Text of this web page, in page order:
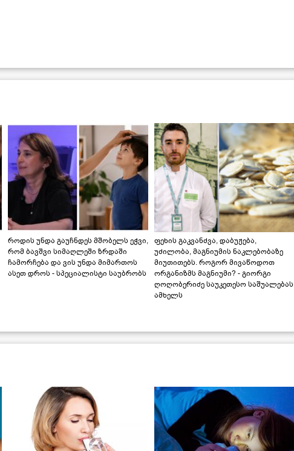
როდის უნდა გაუჩნდეს მშობელს ეჭვი,
რომ ბავშვი სიმაღლეში ზრდაში
ჩამორჩება და ვის უნდა მიმართოს
ასეთ დროს - სპეციალისტი საუბრობს
ფეხის გაკვანძვა, დაბუჟება,
უძილობა, მაგნიუმის ნაკლებობაზე
მიუთითებს. როგორ მივაწოდოთ
ორგანიზმს მაგნიუმი? - გიორგი
ღოღობერიძე საუკეთესო საშუალებას
ამხელს